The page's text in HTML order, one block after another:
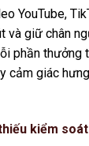
YouTube,
và giữ chân
phần thưởng
cảm giác
kiểm soát